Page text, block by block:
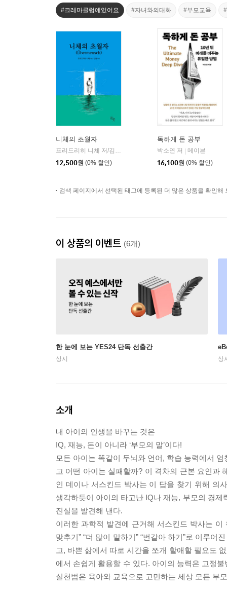
#크레마클럽에있어요 #자녀와의대화 #부모교육
니체의 초월자
12,500원 (0% 할인)
독하게 돈 공부
박소연 저 | 메이븐
16,100원 (0% 할인)
검색 페이지에서 선택된 태그에 등록된 더 많은 상품을 확인해
이 상품의 이벤트 (6개)
한 눈에 보는 YES24 단독 선출간
상시 상
소개
내 아이의 인생을 바꾸는 것은
IQ, 재능, 돈이 아니라 ‘부모의 말’이다!
모든 아이는 똑같이 두뇌와 언어, 학습 능력에서
고 어떤 아이는 실패할까? 이 격차의 근본 요인과
인 데이나 서스킨드 박사는 이 답을 찾기 위해 의
생각하듯이 아이의 타고난 IQ나 재능, 부모의 경제
진실을 발견해 낸다.
이러한 과학적 발견에 근거해 서스킨드 박사는 이
맞추기” “더 많이 말하기” “번갈아 하기”로 이루
고, 바쁜 삶에서 따로 시간을 쪼개 할애할 필요도
에서 손쉽게 활용할 수 있다. 아이의 능력은 고정
실천법은 육아와 교육으로 고민하는 세상 모든 부